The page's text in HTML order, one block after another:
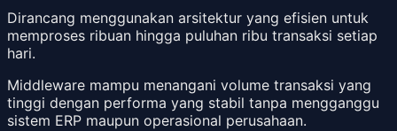
Dirancang menggunakan arsitektur yang efisien untuk
memproses ribuan hingga puluhan ribu transaksi setiap
hari.
Middleware mampu menangani volume transaksi yang
tinggi dengan performa yang stabil tanpa mengganggu
sistem ERP maupun operasional perusahaan.